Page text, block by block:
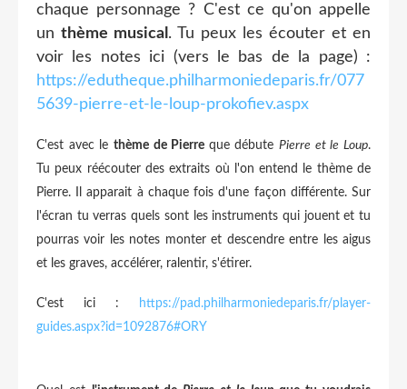
chaque personnage ? C'est ce qu'on appelle
un thème musical . Tu peux les écouter et en
voir les notes ici (vers le bas de la page) :
https://edutheque.philharmoniedeparis.fr/077
5639-pierre-et-le-loup-prokofiev.aspx
C'est avec le thème de Pierre que débutePierre et le Loup.
Tu peux réécouter des extraits où l'on entend le thème de
Pierre. Il apparait à chaque fois d'une façon différente. Sur
l'écran tu verras quels sont les instruments qui jouent et tu
pourras voir les notes monter et descendre entre les aigus
et les graves, accélérer, ralentir, s'étirer.
C'est ici :
https://pad.philharmoniedeparis.fr/player-
guides.aspx?id=1092876#ORY